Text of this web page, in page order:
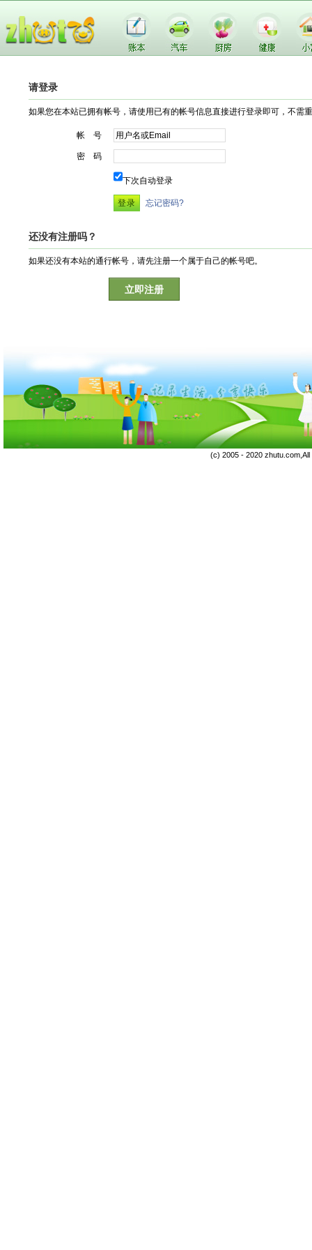
请登录
如果您在本站已拥有帐号，请使用已有的帐号信息直接进行登录即可，不需
帐 号
密 码
下次自动登录
忘记密码?
还没有注册吗？
如果还没有本站的通行帐号，请先注册一个属于自己的帐号吧。
立即注册
(c) 2005 - 2020